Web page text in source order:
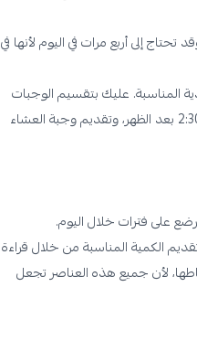
إلى أربع مرات في اليوم لأنها في
المناسبة. عليك بتقسيم الوجبات
خلال اليوم. على سبيل المثال، يمكن تقديم وجبة الإفطار في الساعة 7:30 صباحًا وتقديم وجبة أخرى 11 ظهرًا و2:30 بعد الظهر، وتقديم وجبة العشاء
على فترات خلال اليوم.
الكمية المناسبة من خلال قراءة
لأن جميع هذه العناصر تجعل